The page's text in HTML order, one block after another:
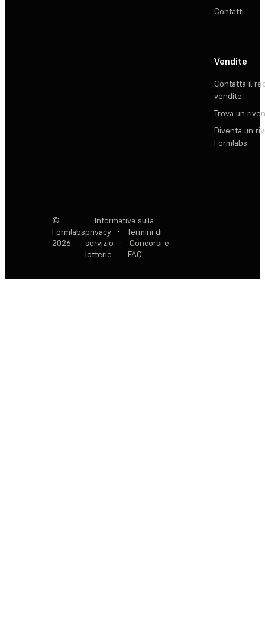
Contatti
Vendite
Contatta il
vendite
Trova un
Diventa un
Formlabs
©
Formlabs
2026
Informativa sulla
privacy
·
Termini di
servizio
·
Concorsi e
lotterie
· FAQ